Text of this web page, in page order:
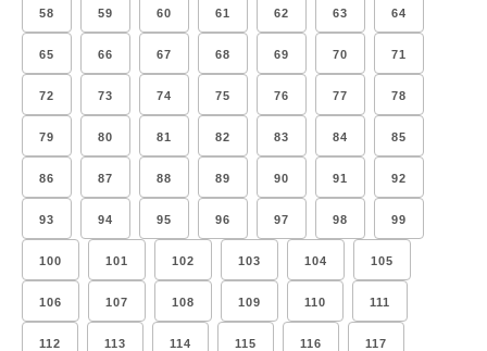
58 59 60 61 62 63 64
65 66 67 68 69 70 71
72 73 74 75 76 77 78
79 80 81 82 83 84 85
86 87 88 89 90 91 92
93 94 95 96 97 98 99
100 101 102 103 104 105
106 107 108 109 110 111
112 113 114 115 116 117